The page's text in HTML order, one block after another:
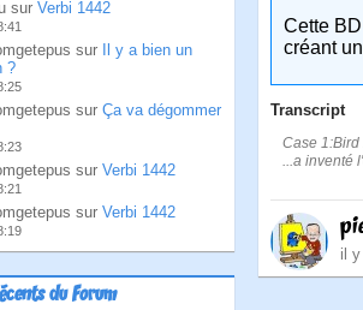
sur Verbi 1442
sur
Il y a bien un
?
sur Ça va dégommer
sur Verbi 1442
sur Verbi 1442
du Forum
Cette
créant
Transcript
Case 1:Bird
...a inventé
il y